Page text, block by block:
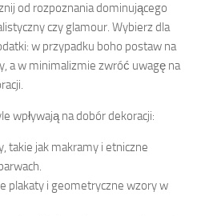
od rozpoznania dominującego
czy glamour. Wybierz dla
w przypadku boho postaw na
a w minimalizmie zwróć uwagę na
wpływają na dobór dekoracji:
takie jak makramy i etniczne
plakaty i geometryczne wzory w